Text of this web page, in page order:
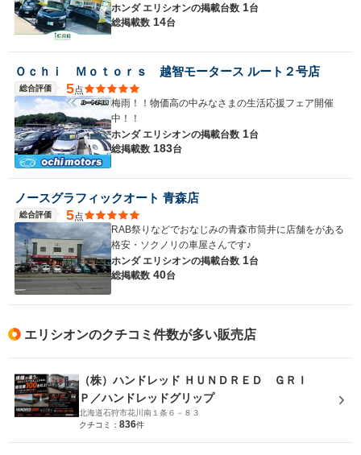
ホンダ エリシオンの掲載台数 1台
総掲載数 14台
Ｏｃｈｉ Ｍｏｔｏｒｓ 越智モータース ルート２号店
総合評価 5点
梅雨！！物価高の中みなさまの生活応援フェア開催
中！！
ホンダ エリシオンの掲載台数 1台
総掲載数 183台
ノースグラフィックオート 青森店
総合評価 5点
RAB祭りなどでおなじみの青森市筒井に店舗をがある
格安・ソクノリの車屋さんです♪
ホンダ エリシオンの掲載台数 1台
総掲載数 40台
エリシオンのクチコミ件数が多い販売店
（株）ハンドレッド ＨＵＮＤＲＥＤ ＧＲＩ
Ｐ／ハンドレッドグリップ
北海道石狩市花川南１条６－８３
クチコミ： 836件